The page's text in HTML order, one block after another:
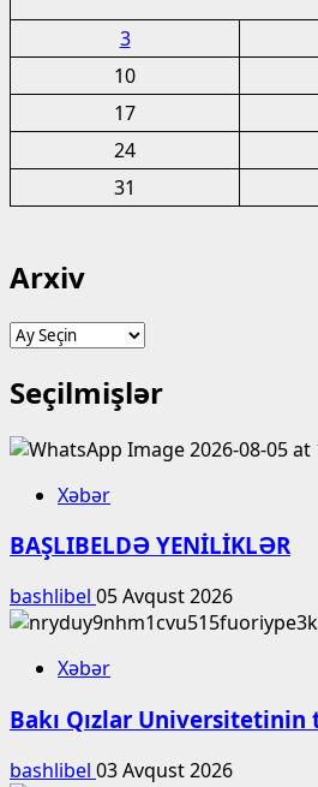
3
10
17
24
31
Arxiv
Arxiv
Seçilmişlər
Xəbər
BAŞLIBELDƏ YENİLİKLƏR
bashlibel 05 Avqust 2026
Xəbər
Bakı Qızlar
bashlibel 03 Avqust 2026